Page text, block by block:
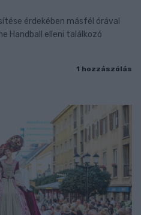
érdekében másfél órával
Handball elleni találkozó
1 hozzászólás